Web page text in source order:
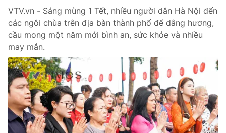
VTV.vn - Sáng mùng 1 Tết, nhiều người dân Hà Nội đến
các ngôi chùa trên địa bàn thành phố để dâng hương,
cầu mong một năm mới bình an, sức khỏe và nhiều
may mắn.